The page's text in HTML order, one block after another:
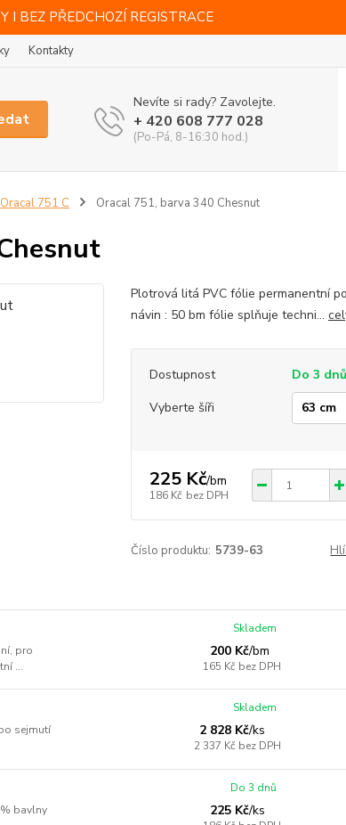
I BEZ PŘEDCHOZÍ REGISTRACE
Kontakty
Nevíte si rady? Zavolejte.
+ 420 608 777 028
(Po-Pá, 8-16:30 hod.)
Oracal 751 C Oracal 751, barva 340 Chesnut
Plotrová litá PVC fólie permanentní
návin : 50 bm fólie splňuje techni...
Dostupnost
Do 3 dnů
Vyberte šíři
225 Kč/bm
186 Kč bez DPH
Číslo produktu: 5739-63
pro
...
200 Kč/bm
165 Kč bez DPH
Skladem
sejmutí
2 828 Kč/ks
2 337 Kč bez DPH
Skladem
bavlny
225 Kč/ks
Do 3 dnů